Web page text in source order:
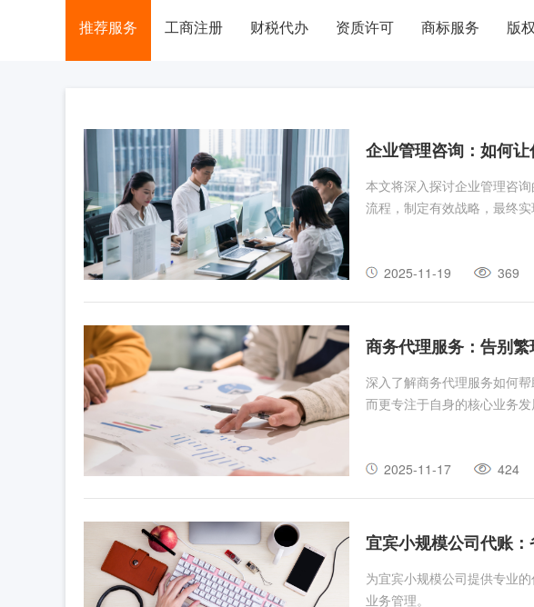
推荐服务 工商注册 财税代办 资质许可 商标服务 版
企业管理咨询：如何
本文将深入探讨企业管理咨
流程，制定有效战略，最终实
2025-11-19 369
商务代理服务：告别
深入了解商务代理服务如何
而更专注于自身的核心业务发
2025-11-17 424
宜宾小规模公司代账
为宜宾小规模公司提供专业
业务管理。